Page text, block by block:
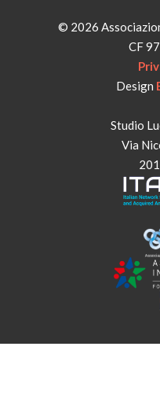
© 2026
CF
Design
Studio
Via